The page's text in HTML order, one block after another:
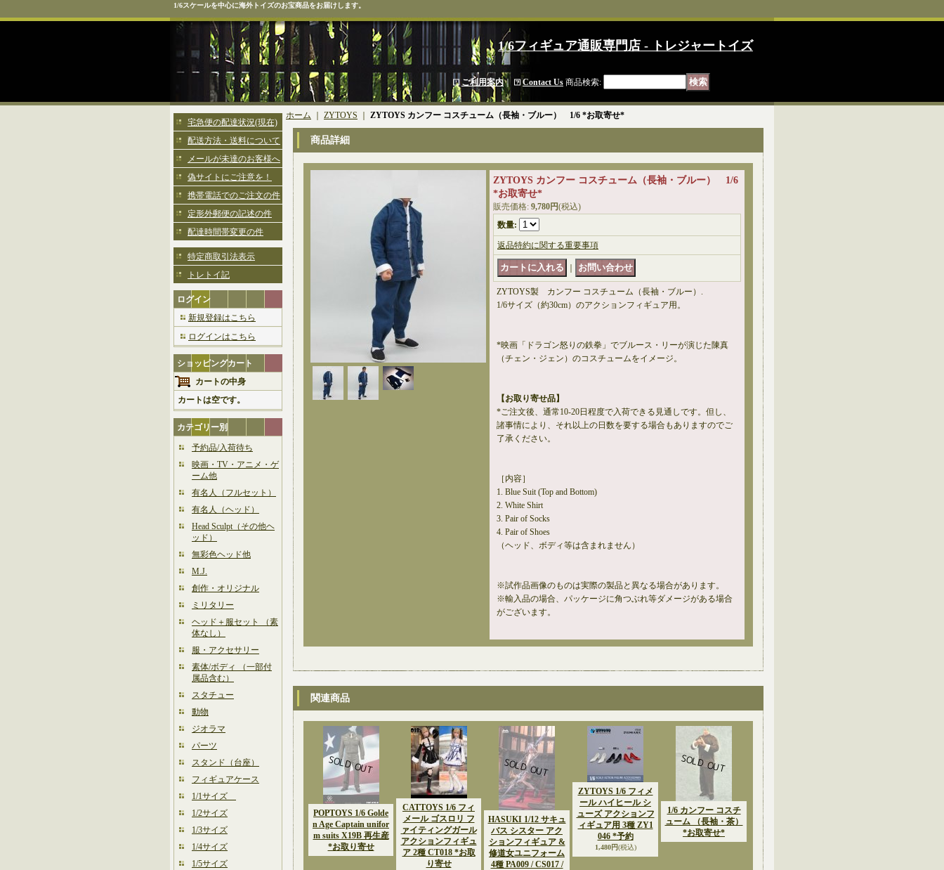
1/6スケールを中心に海外トイズのお宝商品をお届けします。
1/6フィギュア通販専門店 - トレジャートイズ
ご利用案内｜ Contact Us 商品検索:
宅急便の配達状況(現在)
配送方法・送料について
メールが未達のお客様へ
偽サイトにご注意を！
携帯電話でのご注文の件
定形外郵便の記述の件
配達時間帯変更の件
特定商取引法表示
トレトイ記
ログイン
新規登録はこちら
ログインはこちら
ショッピングカート
カートの中身
カートは空です。
カテゴリー別
予約品/入荷待ち
映画・TV・アニメ・ゲ
ーム他
有名人（フルセット）
有名人（ヘッド）
Head Sculpt（その他ヘ
ッド）
無彩色ヘッド他
M.J.
創作・オリジナル
ミリタリー
ヘッド＋服セット （素
体なし）
服・アクセサリー
素体/ボディ （一部付
属品含む）
スタチュー
動物
ジオラマ
パーツ
スタンド（台座）
フィギュアケース
1/1サイズ
1/2サイズ
1/3サイズ
1/4サイズ
1/5サイズ
ホーム ZYTOYS ZYTOYS カンフー コスチューム（長袖・ブルー） 1/6 *お取寄せ*
商品詳細
ZYTOYS カンフー コスチューム（長袖・ブルー） 1/6
*お取寄せ*
販売価格: 9,780円(税込)
数量:
返品特約に関する重要事項
ZYTOYS製 カンフー コスチューム（長袖・ブルー）.
1/6サイズ（約30cm）のアクションフィギュア用。
*映画「ドラゴン怒りの鉄拳」でブルース・リーが演じた陳真
（チェン・ジェン）のコスチュームをイメージ。
【お取り寄せ品】
*ご注文後、通常10-20日程度で入荷できる見通しです。但し、
諸事情により、それ以上の日数を要する場合もありますのでご
了承ください。
［内容］
1. Blue Suit (Top and Bottom)
2. White Shirt
3. Pair of Socks
4. Pair of Shoes
（ヘッド、ボディ等は含まれません）
※試作品画像のものは実際の製品と異なる場合があります。
※輸入品の場合、パッケージに角つぶれ等ダメージがある場合
がございます。
関連商品
POPTOYS 1/6 Golde
n Age Captain unifor
m suits X19B 再生産
*お取り寄せ
CATTOYS 1/6 フィ
メール ゴスロリ フ
ァイティングガール
アクションフィギュ
ア 2種 CT018 *お取
り寄せ
HASUKI 1/12 サキュ
バス シスター アク
ションフィギュア &
修道女ユニフォーム
4種 PA009 / CS017 /
ZYTOYS 1/6 フィメ
ール ハイヒール シ
ューズ アクションフ
ィギュア用 3種 ZY1
046 *予約
1,480円(税込)
1/6 カンフー コスチ
ューム （長袖・茶）
*お取寄せ*